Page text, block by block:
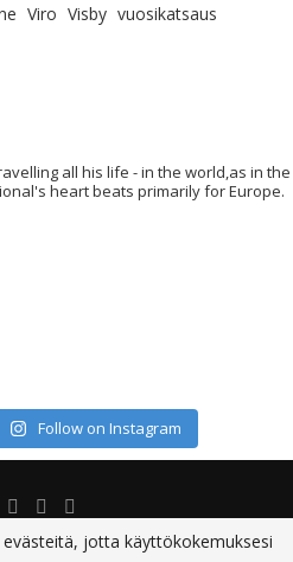
Viro Visby vuosikatsaus
all his life - in the world,as in the
heart beats primarily for Europe.
Follow on Instagram
jotta käyttökokemuksesi